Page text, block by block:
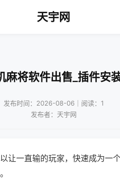
天宇网
麻将软件出售_插件安
发布时间：2026-08-06｜阅读：1
发布者：天宇网
让一直输的玩家，快速成为一